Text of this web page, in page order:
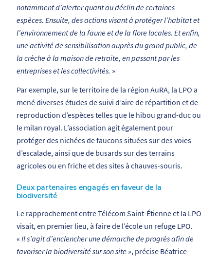
notamment d’alerter quant au déclin de certaines
espèces. Ensuite, des actions visant à protéger l’habitat et
l’environnement de la faune et de la flore locales. Et enfin,
une activité de sensibilisation auprès du grand public, de
la crèche à la maison de retraite, en passant par les
entreprises et les collectivités. »
Par exemple, sur le territoire de la région AuRA, la LPO a
mené diverses études de suivi d’aire de répartition et de
reproduction d’espèces telles que le hibou grand-duc ou
le milan royal. L’association agit également pour
protéger des nichées de faucons situées sur des voies
d’escalade, ainsi que de busards sur des terrains
agricoles ou en friche et des sites à chauves-souris.
Deux partenaires engagés en faveur de la
biodiversité
Le rapprochement entre Télécom Saint-Étienne et la LPO
visait, en premier lieu, à faire de l’école un refuge LPO.
« Il s’agit d’enclencher une démarche de progrès afin de
favoriser la biodiversité sur son site», précise Béatrice